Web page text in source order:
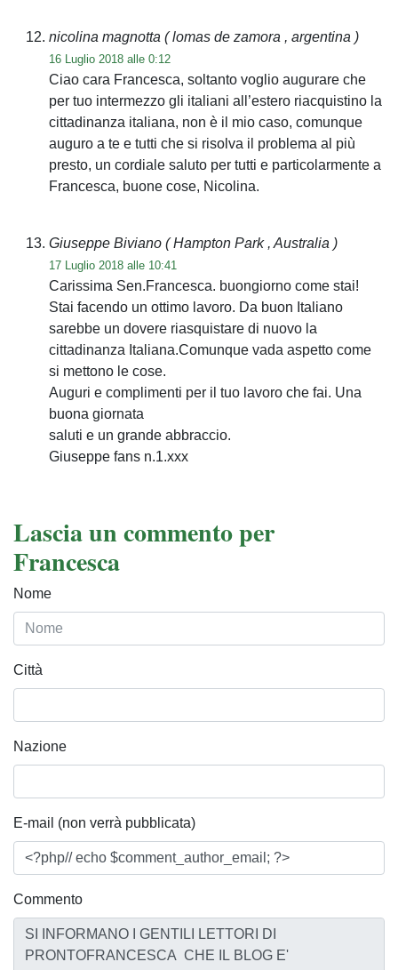
nicolina magnotta ( lomas de zamora , argentina )
16 Luglio 2018 alle 0:12
Ciao cara Francesca, soltanto voglio augurare che
per tuo intermezzo gli italiani all’estero riacquistino la
cittadinanza italiana, non è il mio caso, comunque
auguro a te e tutti che si risolva il problema al più
presto, un cordiale saluto per tutti e particolarmente a
Francesca, buone cose, Nicolina.
Giuseppe Biviano ( Hampton Park , Australia )
17 Luglio 2018 alle 10:41
Carissima Sen.Francesca. buongiorno come stai!
Stai facendo un ottimo lavoro. Da buon Italiano
sarebbe un dovere riasquistare di nuovo la
cittadinanza Italiana.Comunque vada aspetto come
si mettono le cose.
Auguri e complimenti per il tuo lavoro che fai. Una
buona giornata
saluti e un grande abbraccio.
Giuseppe fans n.1.xxx
Lascia un commento per
Francesca
Nome
Città
Nazione
E-mail (non verrà pubblicata)
Commento